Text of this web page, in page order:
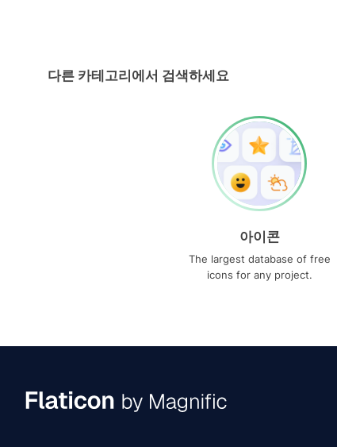
다른 카테고리에서 검색하세요
아이콘
The largest database of free
icons for any project.